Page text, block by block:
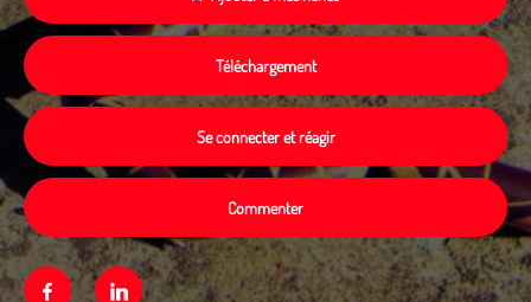
Téléchargement
Se connecter et réagir
Commenter
FacebookLinkedin